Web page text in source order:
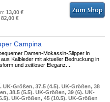
13,00 €
82,00 €
Campina
Damen-Mokassin-Slipper in
Kalbleder mit aktueller Bedruckung in
und zeitloser Eleganz....
UK-Größen, 37.5 (4.5). UK-Größen, 38
38.5 (5.5). UK-Größen, 39 (6). UK-
UK-Größen, 45 (10.5). UK-Größen